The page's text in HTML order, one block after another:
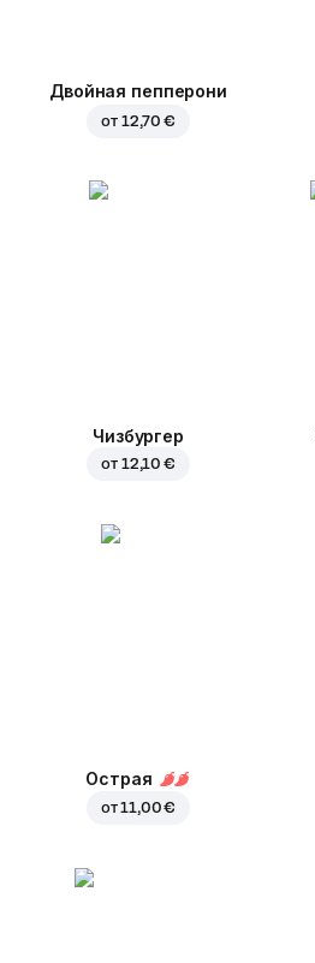
Двойная пепперони
от 12,70 €
Чизбургер
от 12,10 €
Острая
от11,00 €